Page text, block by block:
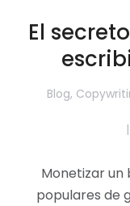
El
Blog,
Monetizar un
populares de